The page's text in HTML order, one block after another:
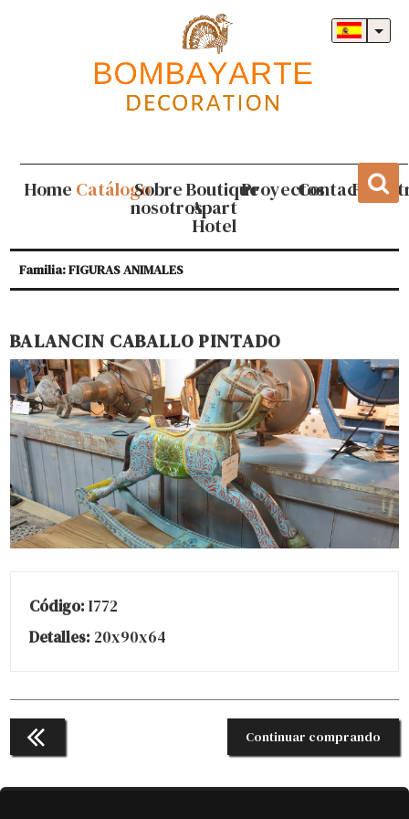
Home CatálogoSobre
nosotros
Boutique
Apart
Hotel
ProyectosContacto
Familia: FIGURAS ANIMALES
BALANCIN CABALLO PINTADO
Código: I772
Detalles: 20x90x64
Continuar comprando